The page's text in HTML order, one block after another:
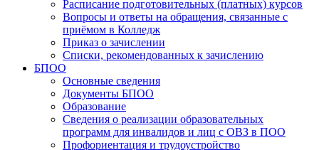
Расписание подготовительных (платных) курсов
Вопросы и ответы на обращения, связанные с
приёмом в Колледж
Приказ о зачислении
Списки, рекомендованных к зачислению
БПОО
Основные сведения
Документы БПОО
Образование
Сведения о реализации образовательных
программ для инвалидов и лиц с ОВЗ в ПОО
Профориентация и трудоустройство